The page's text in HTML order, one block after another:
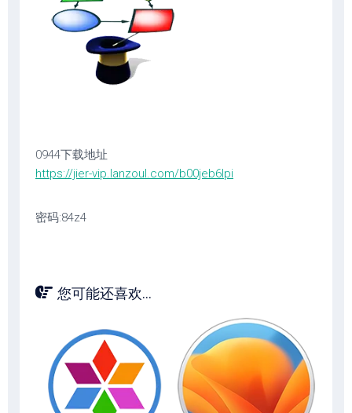
0944下载地址
https://jier-vip.lanzoul.com/b00jeb6lpi
密码:84z4
您可能还喜欢...